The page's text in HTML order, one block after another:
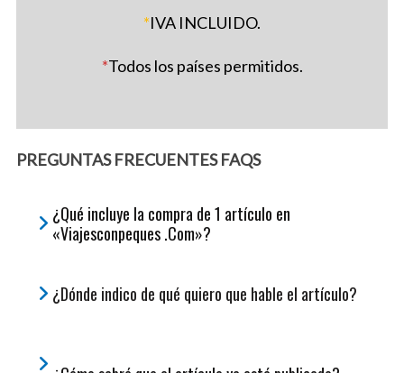
*IVA INCLUIDO.
*Todos los países permitidos.
PREGUNTAS FRECUENTES FAQS
¿Qué incluye la compra de 1 artículo en
«Viajesconpeques .Com»?
¿Dónde indico de qué quiero que hable el artículo?